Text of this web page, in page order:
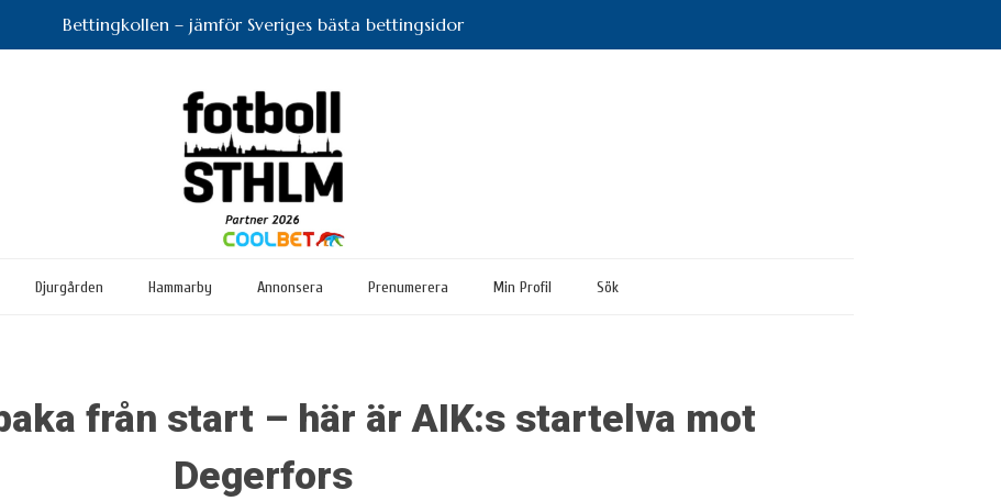
Bettingkollen – jämför Sveriges bästa bettingsidor
Djurgården Hammarby Annonsera Prenumerera Min Profil Sök
från start – här är AIK:s startelva mot
Degerfors